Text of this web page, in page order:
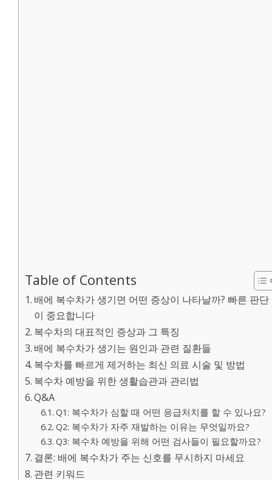
Table of Contents
배에 복수차가 생기면 어떤 증상이 나타날까? 빠른 판단
이 중요합니다
복수차의 대표적인 증상과 그 특징
배에 복수차가 생기는 원인과 관련 질환들
복수차를 빠르게 제거하는 최신 의료 시술 및 방법
복수차 예방을 위한 생활습관과 관리법
Q&A
Q1: 복수차가 심할 때 어떤 응급처치를 할 수 있나요?
Q2: 복수차가 자주 재발하는 이유는 무엇일까요?
Q3: 복수차 예방을 위해 어떤 검사들이 필요할까요?
결론: 배에 복수차가 주는 신호를 무시하지 마세요
관련 키워드